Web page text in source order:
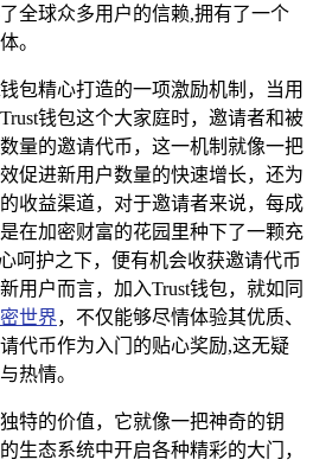
全球众多用户的信赖,拥有了一个
。
包精心打造的一项激励机制，当用
钱包这个大家庭时，邀请者和被
量的邀请代币，这一机制就像一把
促进新用户数量的快速增长，还为
收益渠道，对于邀请者来说，每成
在加密财富的花园里种下了一颗充
呵护之下，便有机会收获邀请代币
用户而言，加入Trust钱包，就如同
世界，不仅能够尽情体验其优质、
代币作为入门的贴心奖励,这无疑
热情。
特的价值，它就像一把神奇的钥
生态系统中开启各种精彩的大门，